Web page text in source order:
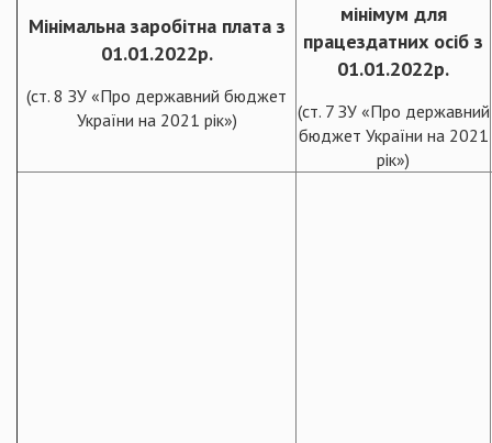
Мінімальна заробітна плата з
01.01.2022р.
(ст. 8 ЗУ «Про державний бюджет
України на 2021 рік»)
мінімум для
працездатних осіб з
01.01.2022р.
(ст. 7 ЗУ «Про державний
бюджет України на 2021
рік»)